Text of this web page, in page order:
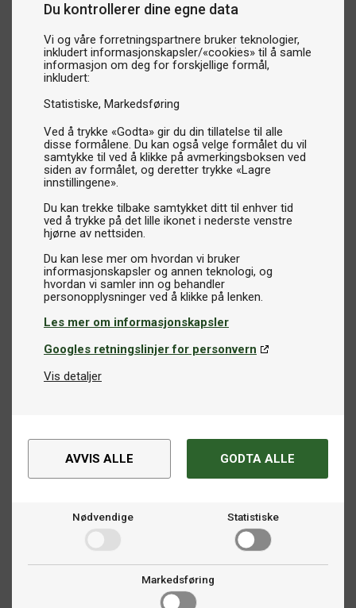
Du kontrollerer dine egne data
Vi og våre forretningspartnere bruker teknologier,
inkludert informasjonskapsler/«cookies» til å samle
informasjon om deg for forskjellige formål,
inkludert:
Statistiske Markedsføring
Ved å trykke «Godta» gir du din tillatelse til alle
disse formålene. Du kan også velge formålet du vil
samtykke til ved å klikke på avmerkingsboksen ved
siden av formålet, og deretter trykke «Lagre
innstillingene».
Du kan trekke tilbake samtykket ditt til enhver tid
ved å trykke på det lille ikonet i nederste venstre
hjørne av nettsiden.
Du kan lese mer om hvordan vi bruker
informasjonskapsler og annen teknologi, og
hvordan vi samler inn og behandler
Les mer om informasjonskapsler
Googles retningslinjer for personvern
Vis detaljer
AVVIS ALLE GODTA ALLE
Nødvendige Statistiske
Markedsføring